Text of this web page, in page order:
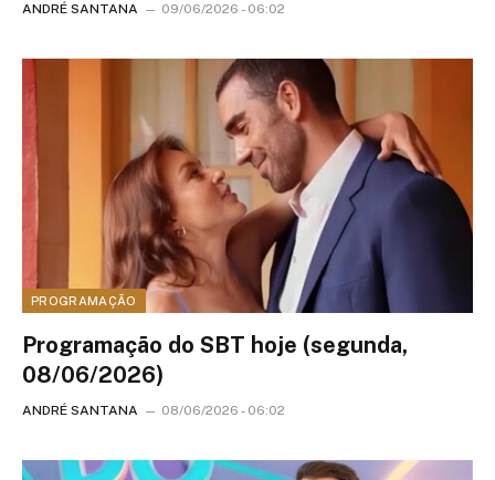
ANDRÉ SANTANA 09/06/2026 - 06:02
PROGRAMAÇÃO
Programação do SBT hoje (segunda,
08/06/2026)
ANDRÉ SANTANA 08/06/2026 - 06:02